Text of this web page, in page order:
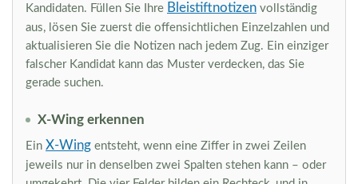
Kandidaten. Füllen Sie Ihre Bleistiftnotizen vollständig
aus, lösen Sie zuerst die offensichtlichen Einzelzahlen und
aktualisieren Sie die Notizen nach jedem Zug. Ein einziger
falscher Kandidat kann das Muster verdecken, das Sie
gerade suchen.
X-Wing erkennen
Ein X-Wing entsteht, wenn eine Ziffer in zwei Zeilen
jeweils nur in denselben zwei Spalten stehen kann – oder